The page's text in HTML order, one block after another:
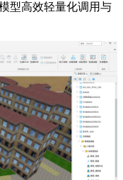
型高效轻量化调用与